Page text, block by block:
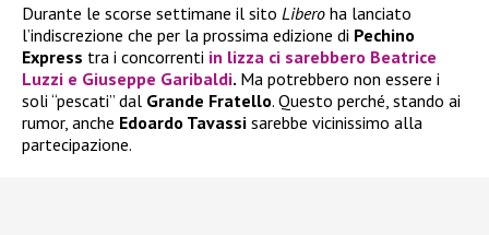
Durante le scorse settimane il sito Libero ha lanciato
l’indiscrezione che per la prossima edizione di Pechino
Express tra i concorrenti in lizza ci sarebbero Beatrice
Luzzi e Giuseppe Garibaldi. Ma potrebbero non essere i
soli “pescati” dal Grande Fratello. Questo perché, stando ai
rumor, anche Edoardo Tavassi sarebbe vicinissimo alla
partecipazione.